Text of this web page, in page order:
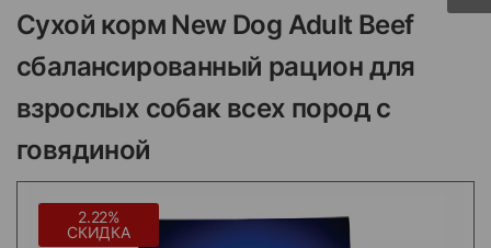
Сухой корм New Dog Adult Beef
сбалансированный рацион для
взрослых собак всех пород с
говядиной
2.22%
СКИДКА